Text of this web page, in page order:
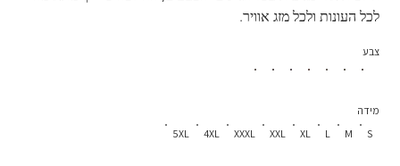
לכל העונות ולכל מזג אוויר.
צבע
S
M
L
XL
XXL
XXXL
4XL
5XL
מידה